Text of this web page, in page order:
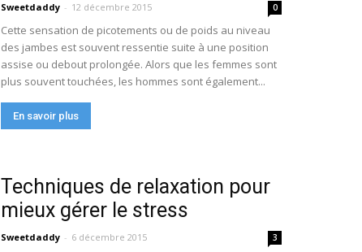
Sweetdaddy - 12 décembre 2015 0
Cette sensation de picotements ou de poids au niveau
des jambes est souvent ressentie suite à une position
assise ou debout prolongée. Alors que les femmes sont
plus souvent touchées, les hommes sont également...
En savoir plus
Techniques de relaxation pour
mieux gérer le stress
Sweetdaddy - 6 décembre 2015 3